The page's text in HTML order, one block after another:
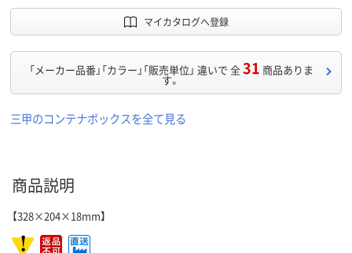
マイカタログへ登録
「メーカー品番」「カラー」「販売単位」 違いで 全31 商品ありま
す。
三甲のコンテナボックスを全て見る
商品説明
【328×204×18mm】